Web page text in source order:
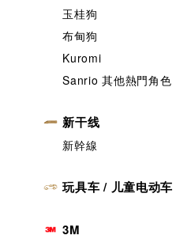
玉桂狗
布甸狗
Kuromi
Sanrio 其他熱門角色
新干线
新幹線
玩具车 / 儿童电动车
3M